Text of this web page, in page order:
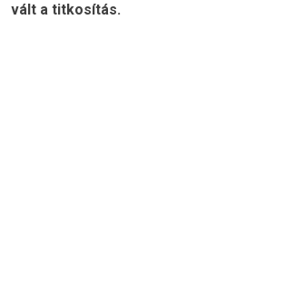
vált a titkosítás.